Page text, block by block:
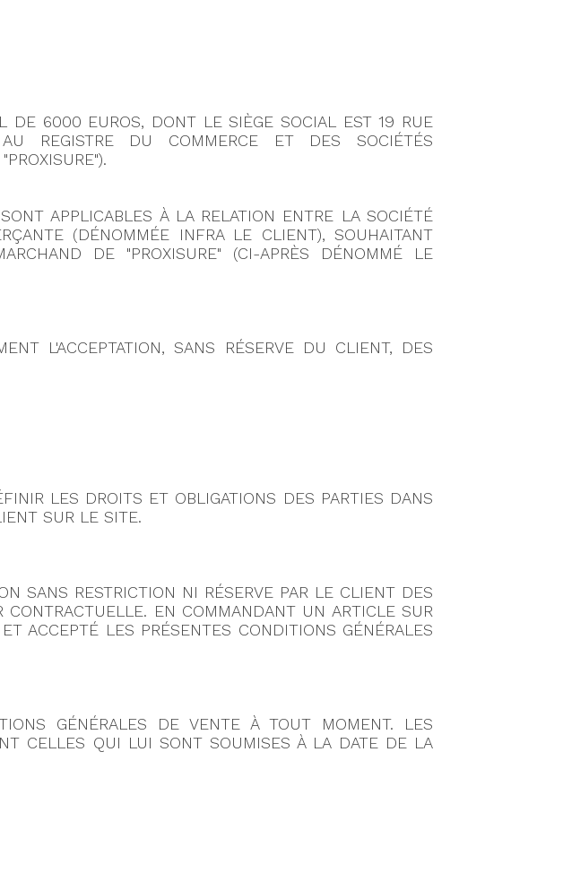
DE 6000 EUROS, DONT LE SIÈGE SOCIAL EST 19 RUE
REGISTRE DU COMMERCE ET DES SOCIÉTÉS
APPLICABLES À LA RELATION ENTRE LA SOCIÉTÉ
(DÉNOMMÉE INFRA LE CLIENT), SOUHAITANT
DE "PROXISURE" (CI-APRÈS DÉNOMMÉ LE
L'ACCEPTATION, SANS RÉSERVE DU CLIENT, DES
LES DROITS ET OBLIGATIONS DES PARTIES DANS
SUR LE SITE.
SANS RESTRICTION NI RÉSERVE PAR LE CLIENT DES
EN COMMANDANT UN ARTICLE SUR
ACCEPTÉ LES PRÉSENTES CONDITIONS GÉNÉRALES
GÉNÉRALES DE VENTE À TOUT MOMENT. LES
CELLES QUI LUI SONT SOUMISES À LA DATE DE LA